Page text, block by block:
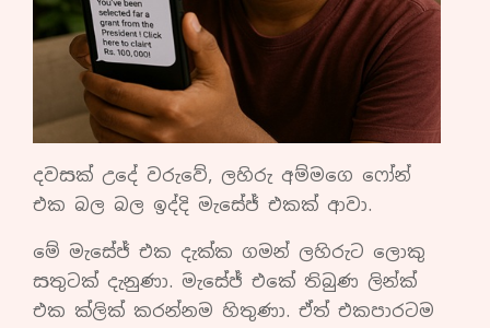
දවසක් උදේ වරුවේ, ලහිරු අම්මගෙ ෆෝන්
එක බල බල ඉද්දි මැසේජ් එකක් ආවා.
මේ මැසේජ් එක දැක්ක ගමන් ලහිරුට ලොකු
සතුටක් දැනුණා. මැසේජ් එකේ තිබුණ ලින්ක්
එක ක්ලික් කරන්නම හිතුණා. ඒත් එකපාරටම